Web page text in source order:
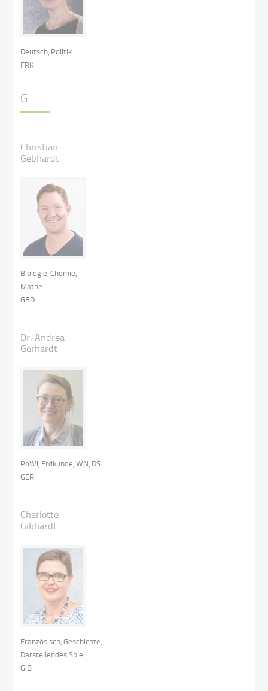
Deutsch, Politik
FRK
G
Christian
Gebhardt
Biologie, Chemie,
Mathe
GBD
Dr. Andrea
Gerhardt
PoWi, Erdkunde, WN, DS
GER
Charlotte
Gibhardt
Französisch, Geschichte,
Darstellendes Spiel
GIB